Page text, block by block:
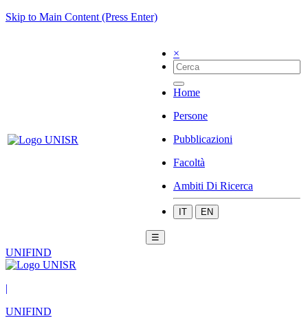
Skip to Main Content (Press Enter)
×
Home
Persone
Pubblicazioni
Facoltà
Ambiti Di Ricerca
IT EN
☰
UNIFIND
|
UNIFIND